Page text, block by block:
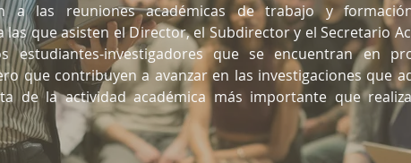
a las reuniones académicas de trabajo y
las que asisten el Director, el Subdirector y el Secretario
estudiantes-investigadores que se encuentran en
que contribuyen a avanzar en las investigaciones que
de la actividad académica más importante que